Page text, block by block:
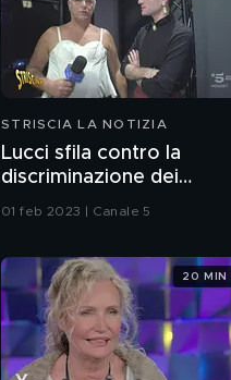
STRISCIA LA NOTIZIA
Lucci sfila contro la
discriminazione dei
capezzoli femminili
01 feb 2023 | Canale 5
20 MIN